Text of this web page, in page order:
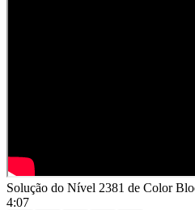
Solução do Nível 2381 de Color
4:07